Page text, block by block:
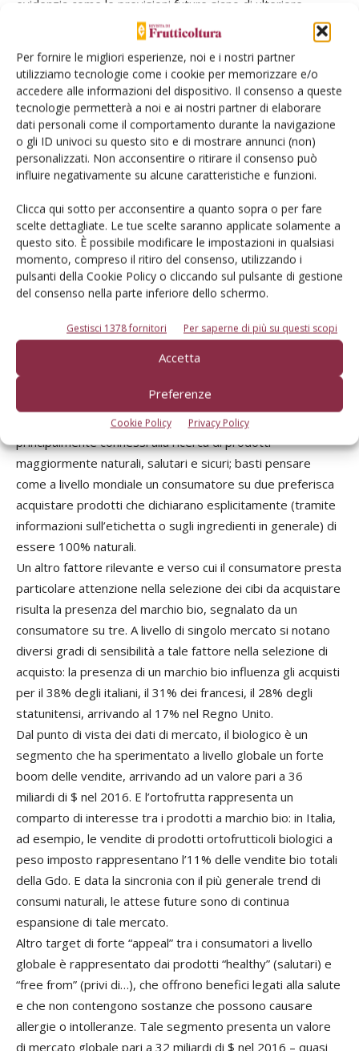
Per fornire le migliori esperienze, noi e i nostri partner
utilizziamo tecnologie come i cookie per memorizzare e/o
accedere alle informazioni del dispositivo. Il consenso a queste
tecnologie permetterà a noi e ai nostri partner di elaborare
dati personali come il comportamento durante la navigazione
o gli ID univoci su questo sito e di mostrare annunci (non)
personalizzati. Non acconsentire o ritirare il consenso può
influire negativamente su alcune caratteristiche e funzioni.
Clicca qui sotto per acconsentire a quanto sopra o per fare
scelte dettagliate. Le tue scelte saranno applicate solamente a
questo sito. È possibile modificare le impostazioni in qualsiasi
momento, compreso il ritiro del consenso, utilizzando i
pulsanti della Cookie Policy o cliccando sul pulsante di gestione
del consenso nella parte inferiore dello schermo.
Gestisci 1378 fornitori Per saperne di più su questi scopi
Accetta
Preferenze
Cookie Policy Privacy Policy
evidenzia come le previsioni future siano di ulteriore
crescita per il mercato cinese, in cui i consumi individuali
sono cresciuti del 47% nell’ultimo decennio, e si prevede
aumentino di un ulteriore 16% nell’arco dei prossimi cinque
anni. Per altri mercati più maturi, come USA e Canada, si
prevedono trend positivi, ma più contenuti, pari al 5% nel
prossimo quinquennio.
Nuove dimensioni dei consumi ortofrutticoli
In merito ai “driver” che favoriranno nuovi sviluppi legati ai
maggiore interesse verso stili di vita “healthy” e diete più
salutari. Alla luce di tali tendenze ci si aspettano dinamiche
positive per i prodotti stagionali, locali e biologici, ovvero i
prodotti che per i consumatori rispecchiano maggiormente
l’immagine di salubrità. La tendenza verso consumi salutari
ortofrutticoli, affiancati anche ai consumi di prodotti di più
facile assunzione, come “pre-cut” e “ready-to-eat” che
incorporano una forte componente di servizio.
E fra le dimensioni che influenzano positivamente gli
acquisti i consumatori indicano diversi elementi
principalmente connessi alla ricerca di prodotti
maggiormente naturali, salutari e sicuri; basti pensare
come a livello mondiale un consumatore su due preferisca
acquistare prodotti che dichiarano esplicitamente (tramite
informazioni sull’etichetta o sugli ingredienti in generale) di
essere 100% naturali.
Un altro fattore rilevante e verso cui il consumatore presta
particolare attenzione nella selezione dei cibi da acquistare
risulta la presenza del marchio bio, segnalato da un
consumatore su tre. A livello di singolo mercato si notano
diversi gradi di sensibilità a tale fattore nella selezione di
acquisto: la presenza di un marchio bio influenza gli acquisti
per il 38% degli italiani, il 31% dei francesi, il 28% degli
statunitensi, arrivando al 17% nel Regno Unito.
Dal punto di vista dei dati di mercato, il biologico è un
segmento che ha sperimentato a livello globale un forte
boom delle vendite, arrivando ad un valore pari a 36
miliardi di $ nel 2016. E l’ortofrutta rappresenta un
comparto di interesse tra i prodotti a marchio bio: in Italia,
ad esempio, le vendite di prodotti ortofrutticoli biologici a
peso imposto rappresentano l’11% delle vendite bio totali
della Gdo. E data la sincronia con il più generale trend di
consumi naturali, le attese future sono di continua
espansione di tale mercato.
Altro target di forte “appeal” tra i consumatori a livello
globale è rappresentato dai prodotti “healthy” (salutari) e
“free from” (privi di…), che offrono benefici legati alla salute
e che non contengono sostanze che possono causare
allergie o intolleranze. Tale segmento presenta un valore
di mercato globale pari a 32 miliardi di $ nel 2016 – quasi